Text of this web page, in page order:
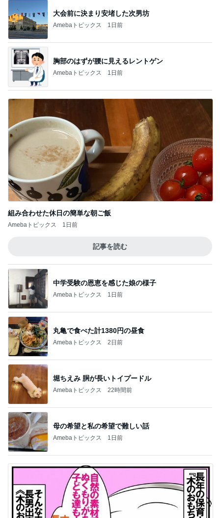
大会前に決まり安堵した次男坊
Amebaトピックス 1日前
胸部のはずが腰に見えるレントゲン
Amebaトピックス 1日前
組み合わせた休日の簡単な朝ご飯
Amebaトピックス 1日前
記事を読む
中学受験の恩恵を感じた娘の様子
Amebaトピックス 1日前
丸亀で食べた計1380円の昼食
Amebaトピックス 2日前
堀ちえみ 胴が長いトイプードル
Amebaトピックス 22時間前
母の希望と私の希望で難しい話
Amebaトピックス 1日前